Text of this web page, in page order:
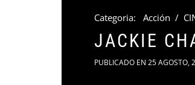
Categoria: Acción /
JACKIE
PUBLICADO EN 25 AGOSTO,